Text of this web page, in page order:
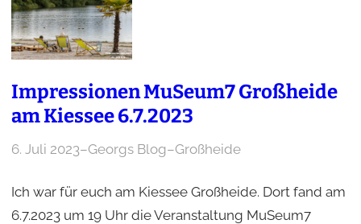
Impressionen MuSeum7 Großheide
am Kiessee 6.7.2023
6. Juli 2023–Georgs Blog–Großheide
Ich war für euch am Kiessee Großheide. Dort fand am
6.7.2023 um 19 Uhr die Veranstaltung MuSeum7